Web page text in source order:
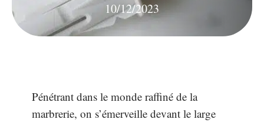
10/12/2023
Pénétrant dans le monde raffiné de la
marbrerie, on s’émerveille devant le large